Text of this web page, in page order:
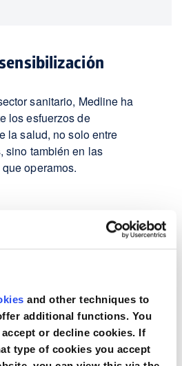
and other techniques to
additional functions. You
or decline cookies. If
type of cookies you accept
sanitario, Medline ha
los esfuerzos de
la salud, no solo entre
sino también en las
operamos.
sobre el cáncer de
rosa
sobre el cáncer de mama.
Europa se ha asociado con
benéfica en la lucha contra
Pink Europe, cuyo
las brechas en el